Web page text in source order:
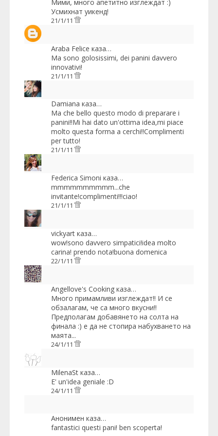
Мими, много апетитно изглеждат :)
Усмихнат уикенд!
21/1/11
Araba Felice каза…
Ma sono golosissimi, dei panini davvero
innovativi!
21/1/11
Damiana каза…
Ma che bello questo modo di preparare i
panini!!Mi hai dato un'ottima idea,mi piace
molto questa forma a cerchi!!Complimenti
per tutto!
21/1/11
Federica Simoni каза…
mmmmmmmmmm...che
invitante!complimenti!!!ciao!
21/1/11
vickyart каза…
wow!sono davvero simpatici!idea molto
carina! prendo nota!buona domenica
22/1/11
Angellove's Cooking каза…
Много примамливи изглеждат!! И се
обзалагам, че са много вкусни!!
Предполагам добавянето на солта на
финала :) е да не стопира набухването на
маята...
24/1/11
MilenaSt каза…
E' un'idea geniale :D
24/1/11
Анонимен каза…
fantastici questi pani! ben scoperta!